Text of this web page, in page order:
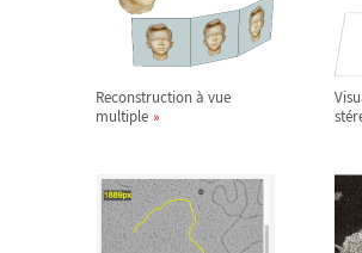
Reconstruction à vue
multiple